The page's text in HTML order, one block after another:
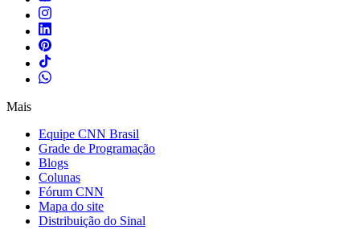
Mais
Equipe CNN Brasil
Grade de Programação
Blogs
Colunas
Fórum CNN
Mapa do site
Distribuição do Sinal